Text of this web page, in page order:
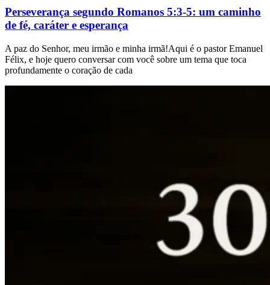
Perseverança segundo Romanos 5:3-5: um caminho
de fé, caráter e esperança
A paz do Senhor, meu irmão e minha irmã!Aqui é o pastor Emanuel
Félix, e hoje quero conversar com você sobre um tema que toca
profundamente o coração de cada